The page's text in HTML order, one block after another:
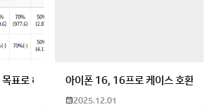
표로 하고 있는 09년생입니다 지금 제 내신이 5
아이폰 16, 16프로 케이스 호환
2025.12.01